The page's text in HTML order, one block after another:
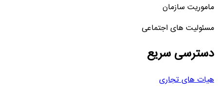
ماموریت سازمان
مسئولیت های اجتماعی
دسترسی سریع
هیات های تجاری